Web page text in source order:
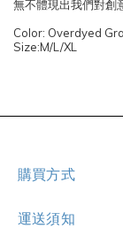
無不體現出我們對創
Color: Overdyed
Size:M/L/XL
購買方式
運送須知